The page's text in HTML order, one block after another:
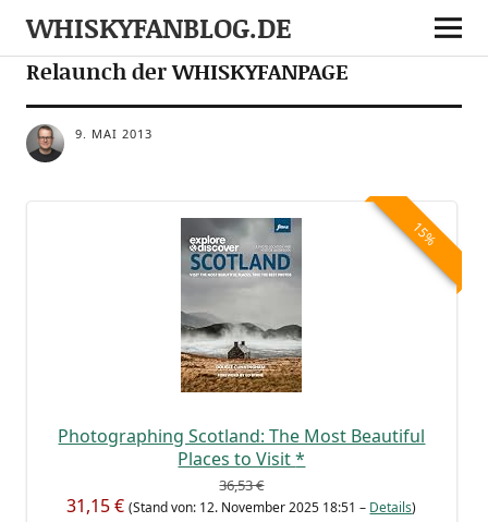
WHISKYFANBLOG.DE
SONSTIGES
Relaunch der WHISKYFANPAGE
9. MAI 2013
15%
Pho­to­gra­phing Scot­land: The Most Beau­tiful
Places to Visit*
36,53 €
31,15 € (Stand von: 12. Novem­ber 2025 18:51 – Details)